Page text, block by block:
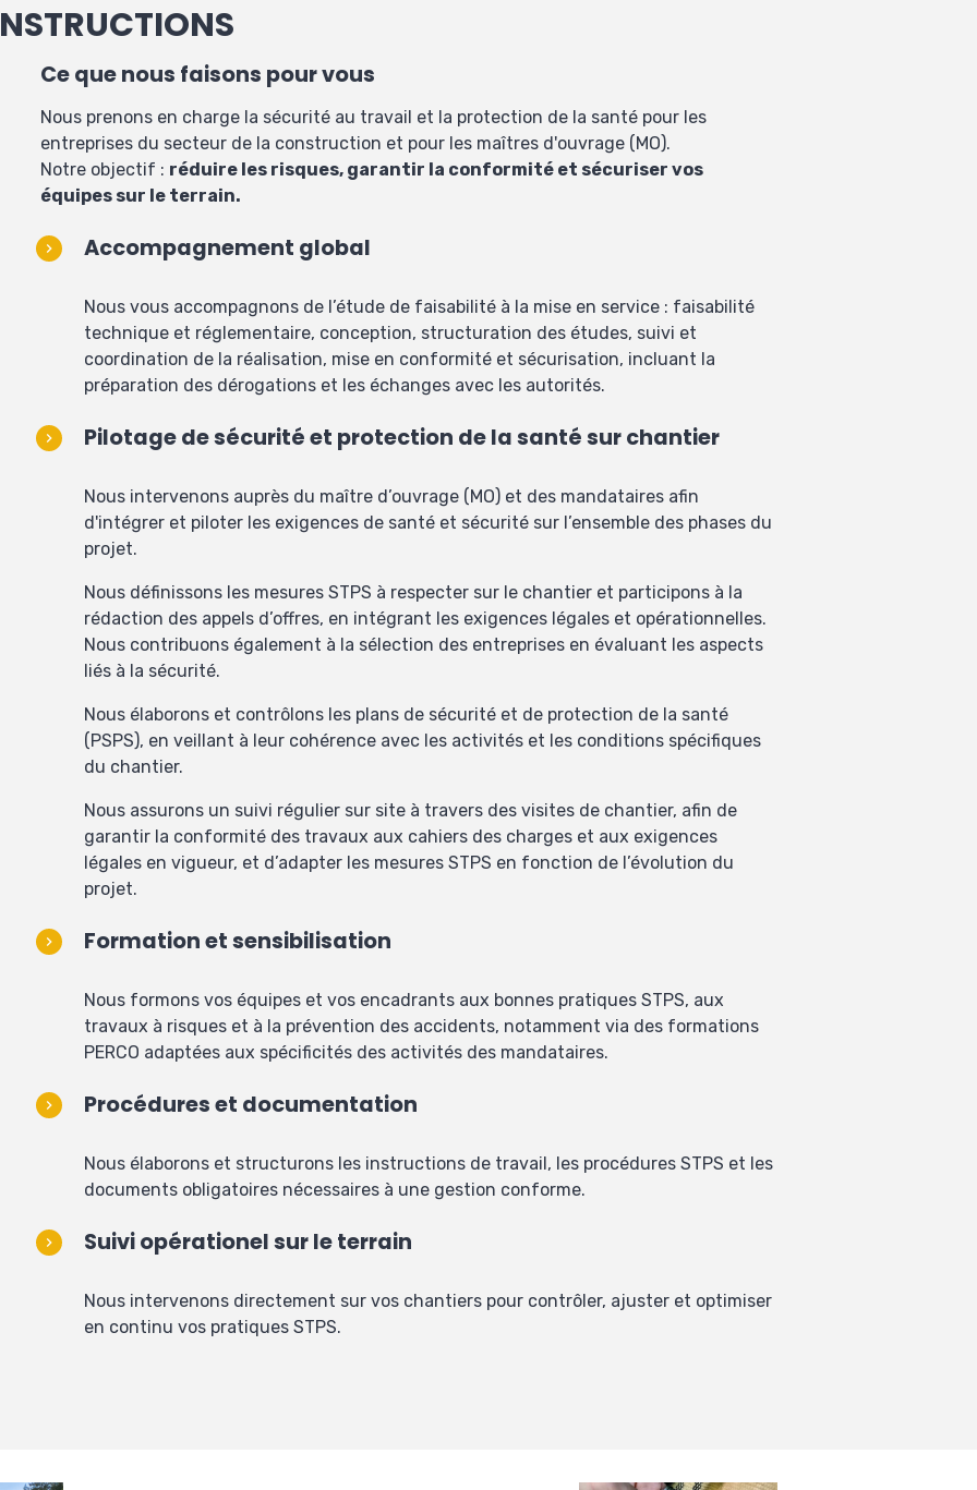
Ce que nous faisons pour vous
Nous prenons en charge la sécurité au travail et la protection de la santé pour les
entreprises du secteur de la construction et pour les maîtres d'ouvrage (MO).
Notre objectif : réduire les risques, garantir la conformité et sécuriser vos
équipes sur le terrain.
Accompagnement global
Nous vous accompagnons de l’étude de faisabilité à la mise en service : faisabilité
technique et réglementaire, conception, structuration des études, suivi et
coordination de la réalisation, mise en conformité et sécurisation, incluant la
préparation des dérogations et les échanges avec les autorités.
Pilotage de sécurité et protection de la santé sur chantier
Nous intervenons auprès du maître d’ouvrage (MO) et des mandataires afin
d'intégrer et piloter les exigences de santé et sécurité sur l’ensemble des phases du
projet.
Nous définissons les mesures STPS à respecter sur le chantier et participons à la
rédaction des appels d’offres, en intégrant les exigences légales et opérationnelles.
Nous contribuons également à la sélection des entreprises en évaluant les aspects
liés à la sécurité.
Nous élaborons et contrôlons les plans de sécurité et de protection de la santé
(PSPS), en veillant à leur cohérence avec les activités et les conditions spécifiques
du chantier.
Nous assurons un suivi régulier sur site à travers des visites de chantier, afin de
garantir la conformité des travaux aux cahiers des charges et aux exigences
légales en vigueur, et d’adapter les mesures STPS en fonction de l’évolution du
projet.
Formation et sensibilisation
Nous formons vos équipes et vos encadrants aux bonnes pratiques STPS, aux
travaux à risques et à la prévention des accidents, notamment via des formations
PERCO adaptées aux spécificités des activités des mandataires.
Procédures et documentation
Nous élaborons et structurons les instructions de travail, les procédures STPS et les
documents obligatoires nécessaires à une gestion conforme.
Suivi opérationel sur le terrain
Nous intervenons directement sur vos chantiers pour contrôler, ajuster et optimiser
en continu vos pratiques STPS.